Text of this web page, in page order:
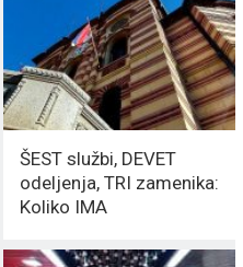
ŠEST službi, DEVET
odeljenja, TRI zamenika:
Koliko IMA
GRADSKOJ KUĆI?